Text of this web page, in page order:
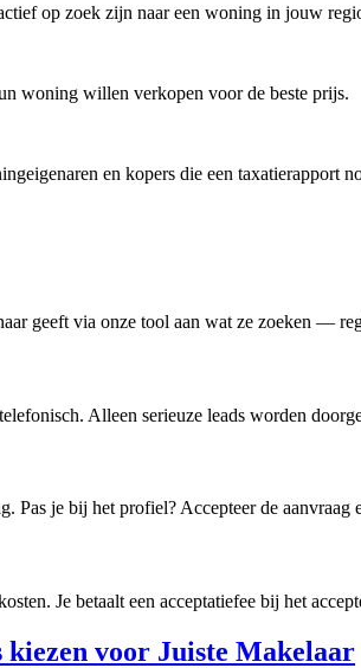
op zoek zijn naar een woning in jouw
woning willen verkopen voor de beste prijs.
en kopers die een taxatierapport
geeft via onze tool aan wat ze zoeken —
Alleen serieuze leads worden
Pas je bij het profiel? Accepteer de
Je betaalt een acceptatiefee bij het
kiezen voor Juiste Makelaar